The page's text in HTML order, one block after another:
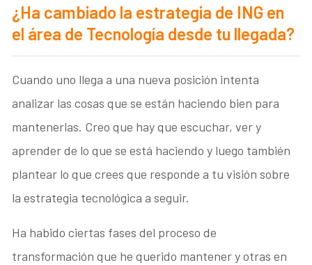
¿Ha cambiado la estrategia de ING en
el área de Tecnología desde tu llegada?
Cuando uno llega a una nueva posición intenta
analizar las cosas que se están haciendo bien para
mantenerlas. Creo que hay que escuchar, ver y
aprender de lo que se está haciendo y luego también
plantear lo que crees que responde a tu visión sobre
la estrategia tecnológica a seguir.
Ha habido ciertas fases del proceso de
transformación que he querido mantener y otras en